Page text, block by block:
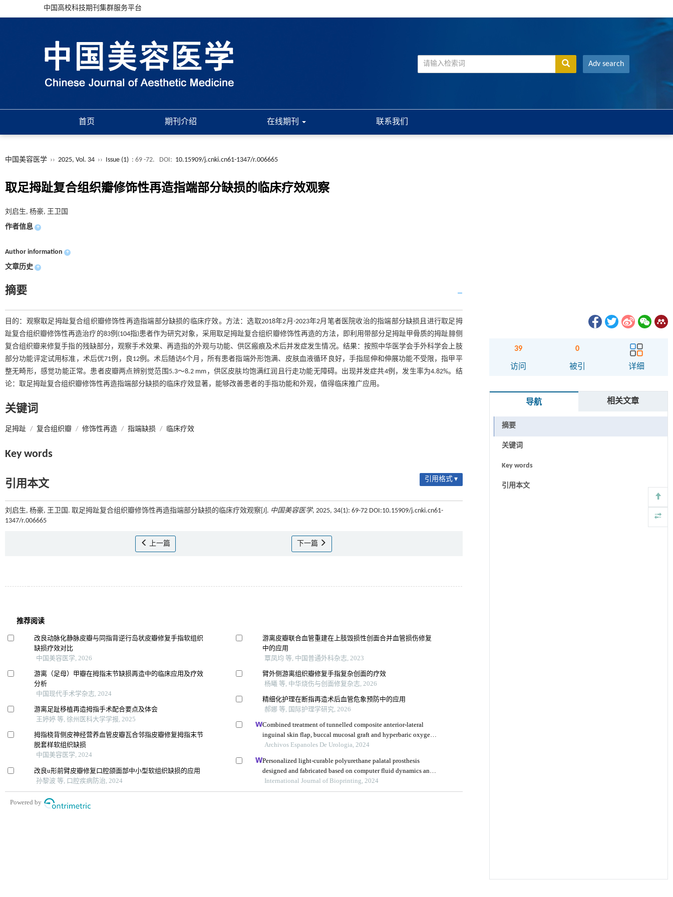
中国高校科技期刊集群服务平台
Adv search
首页 期刊介绍 在线期刊 联系我们
中国美容医学 ›› 2025, Vol. 34 ›› Issue (1) : 69 -72. DOI: 10.15909/j.cnki.cn61-1347/r.006665
取足拇趾复合组织瓣修饰性再造指端部分缺损的临床疗效观察
刘启生, 杨豪, 王卫国
作者信息 +
Author information +
文章历史 +
摘要
目的：观察取足拇趾复合组织瓣修饰性再造指端部分缺损的临床疗效。方法：选取2018年2月-2023年2月笔者医院收治的指端部分缺损且进行取足拇
趾复合组织瓣修饰性再造治疗的83例(104指)患者作为研究对象，采用取足拇趾复合组织瓣修饰性再造的方法，即利用带部分足拇趾甲骨质的拇趾腓侧
复合组织瓣来修复手指的残缺部分，观察手术效果、再造指的外观与功能、供区瘢痕及术后并发症发生情况。结果：按照中华医学会手外科学会上肢
部分功能评定试用标准，术后优71例，良12例。术后随访6个月，所有患者指端外形饱满、皮肤血液循环良好，手指屈伸和伸展功能不受限，指甲平
整无畸形，感觉功能正常。患者皮瓣两点辨别觉范围5.3～8.2 mm，供区皮肤均饱满红润且行走功能无障碍。出现并发症共4例，发生率为4.82%。结
论：取足拇趾复合组织瓣修饰性再造指端部分缺损的临床疗效显著，能够改善患者的手指功能和外观，值得临床推广应用。
关键词
足拇趾 / 复合组织瓣 / 修饰性再造 / 指端缺损 / 临床疗效
Key words
引用本文 引用格式 ▾
刘启生, 杨豪, 王卫国. 取足拇趾复合组织瓣修饰性再造指端部分缺损的临床疗效观察[J]. 中国美容医学, 2025, 34(1): 69-72 DOI:10.15909/j.cnki.cn61-
1347/r.006665
上一篇 下一篇
39
访问
0
被引 详细
导航 相关文章
摘要
关键词
Key words
引用本文